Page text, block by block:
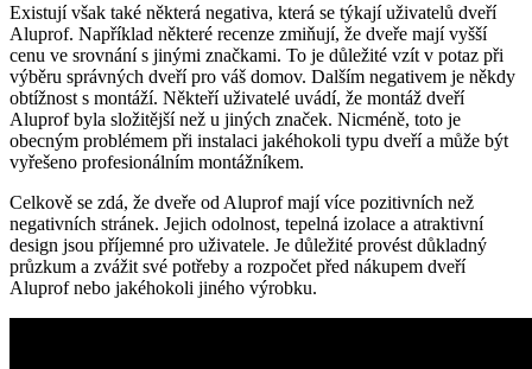
Existují však také některá negativa, která se týkají uživatelů dveří
Aluprof. Například některé recenze zmiňují, že dveře mají vyšší
cenu ve srovnání s jinými značkami. To je důležité vzít v potaz při
výběru správných dveří pro váš domov. Dalším negativem je někdy
obtížnost s montáží. Někteří uživatelé uvádí, že montáž dveří
Aluprof byla složitější než u jiných značek. Nicméně, toto je
obecným problémem při instalaci jakéhokoli typu dveří a může být
vyřešeno profesionálním montážníkem.
Celkově se zdá, že dveře od Aluprof mají více pozitivních než
negativních stránek. Jejich odolnost, tepelná izolace a atraktivní
design jsou příjemné pro uživatele. Je důležité provést důkladný
průzkum a zvážit své potřeby a rozpočet před nákupem dveří
Aluprof nebo jakéhokoli jiného výrobku.